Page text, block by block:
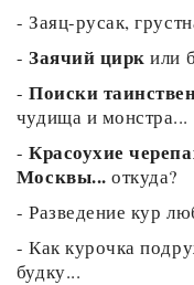
- Заяц-русак,
- Заячий цирк или
- Поиски
чудища и монстра...
- Красоухие
Москвы... откуда?
- Разведение кур
- Как курочка
будку...